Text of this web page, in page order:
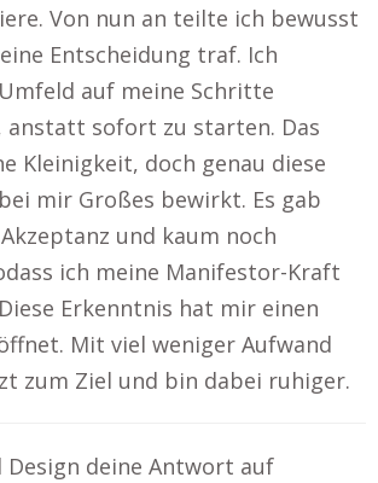
Von nun an teilte ich bewusst
Entscheidung traf. Ich
auf meine Schritte
anstatt sofort zu starten. Das
Kleinigkeit, doch genau diese
mir Großes bewirkt. Es gab
und kaum noch
ich meine Manifestor-Kraft
Erkenntnis hat mir einen
Mit viel weniger Aufwand
zum Ziel und bin dabei ruhiger.
deine Antwort auf